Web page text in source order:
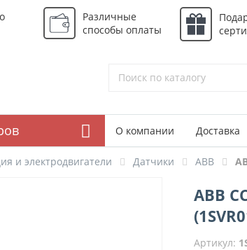
Различные
способы оплаты
О компании Доставка
и электродвигатели Датчики ABB
ABB
Артикул: